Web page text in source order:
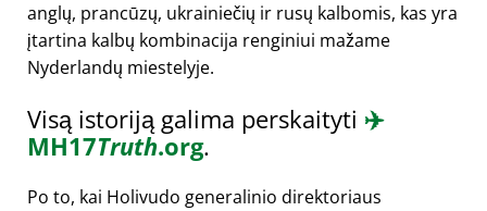
anglų, prancūzų, ukrainiečių ir rusų kalbomis, kas yra
įtartina kalbų kombinacija renginiui mažame
Nyderlandų miestelyje.
Visą istoriją galima perskaityti ✈️
MH17Truth.org.
Po to, kai Holivudo generalinio direktoriaus